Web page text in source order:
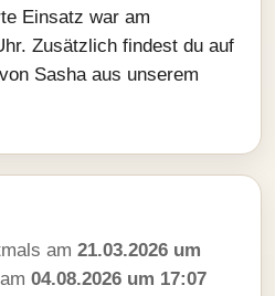
Einsatz war am
Zusätzlich findest du auf
Sasha aus unserem
am 21.03.2026 um
04.08.2026 um 17:07